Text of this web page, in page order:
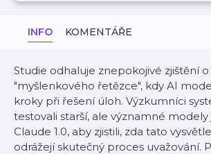
INFO KOMENTÁŘE
Studie odhaluje znepokojivé zjištění
"myšlenkového řetězce", kdy AI
kroky při řešení úloh. Výzkumníci
testovali starší, ale významné modely
Claude 1.0, aby zjistili, zda tato
odrážejí skutečný proces uvažování.